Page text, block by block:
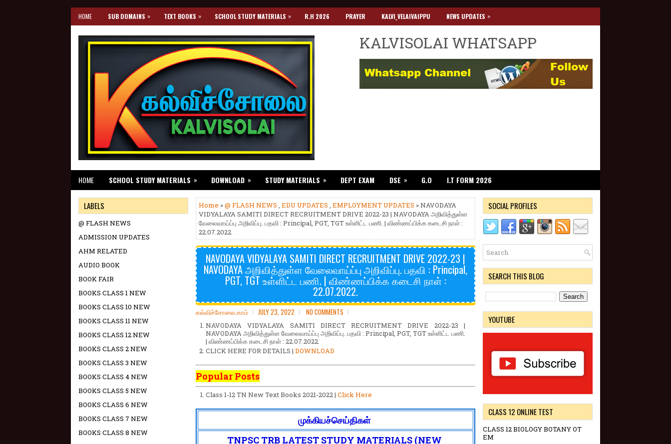
HOME SUB DOMAINS » TEXT BOOKS » SCHOOL STUDY MATERIALS » R.H 2026 PRAYER KALVI_VELAIVAIPPU NEWS UPDATES »
KALVISOLAI WHATSAPP
HOME SCHOOL STUDY MATERIALS » DOWNLOAD » STUDY MATERIALS » DEPT EXAM DSE » G.O I.T FORM 2026
Home »@ FLASH NEWS , EDU UPDATES , EMPLOYMENT UPDATES » NAVODAYA
VIDYALAYA SAMITI DIRECT RECRUITMENT DRIVE 2022-23 | NAVODAYA அறிவித்துள்ள
வேலைவாய்ப்பு அறிவிப்பு. பதவி : Principal, PGT, TGT உள்ளிட்ட பணி. | விண்ணப்பிக்க கடைசி நாள் :
22.07.2022.
NAVODAYA VIDYALAYA SAMITI DIRECT RECRUITMENT DRIVE 2022-23 |
NAVODAYA அறிவித்துள்ள வேலைவாய்ப்பு அறிவிப்பு. பதவி : Principal,
PGT, TGT உள்ளிட்ட பணி. | விண்ணப்பிக்க கடைசி நாள் :
22.07.2022.
கல்விச்சோலை.காம் JULY 23, 2022 NO COMMENTS
NAVODAYA VIDYALAYA SAMITI DIRECT RECRUITMENT DRIVE 2022-23 |
NAVODAYA அறிவித்துள்ள வேலைவாய்ப்பு அறிவிப்பு. பதவி : Principal, PGT, TGT உள்ளிட்ட பணி.
| விண்ணப்பிக்க கடைசி நாள் : 22.07.2022.
CLICK HERE FOR DETAILS | DOWNLOAD
Popular Posts
Class 1-12 TN New Text Books 2021-2022 | Click Here
முக்கியச்செய்திகள்
TNPSC TRB LATEST STUDY MATERIALS (NEW
LABELS
@ FLASH NEWS
ADMISSION UPDATES
AHM RELATED
AUDIO BOOK
BOOK FAIR
BOOKS CLASS 1 NEW
BOOKS CLASS 10 NEW
BOOKS CLASS 11 NEW
BOOKS CLASS 12 NEW
BOOKS CLASS 2 NEW
BOOKS CLASS 3 NEW
BOOKS CLASS 4 NEW
BOOKS CLASS 5 NEW
BOOKS CLASS 6 NEW
BOOKS CLASS 7 NEW
BOOKS CLASS 8 NEW
SOCIAL PROFILES
SEARCH THIS BLOG
YOUTUBE
CLASS 12 ONLINE TEST
CLASS 12 BIOLOGY BOTANY OT
EM